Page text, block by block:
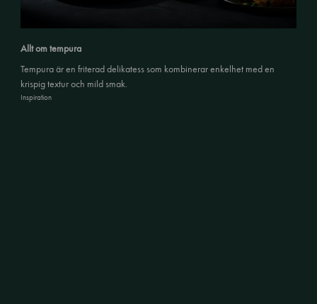
Allt om tempura
Tempura är en friterad delikatess som kombinerar enkelhet med en
krispig textur och mild smak.
Inspiration